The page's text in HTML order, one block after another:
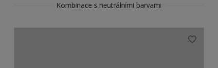
Kombinace s neutrálními barvami